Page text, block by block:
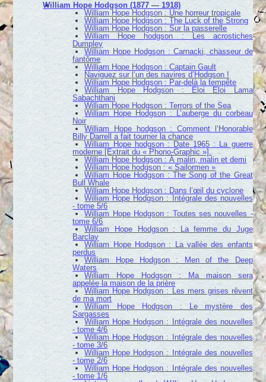
William Hope Hodgson (1877 — 1918)
William Hope Hodgson : Une horreur tropicale
William Hope Hodgson : The Luck of the Strong
William Hope Hodgson : Sur la passerelle
William Hope hodgson : Les acrostiches
Dumpley
William Hope Hodgson : Carnacki, chasseur de
fantôme
William Hope Hodgson : Captain Gault
Naviguez sur l’un des navires d’Hodgson !
William Hope Hodgson : Par-delà la tempête
William Hope Hodgson : Eloi Eloi Lama
Sabachthani
William Hope Hodgson : Terrors of the Sea
William Hope Hodgson : L’auberge du corbeau
Noir
William Hope hodgson : Comment l’Honorable
Billy Darrell a fait tourner la chance
William Hope hodgson : Date 1965 : La guerre
moderne [Extrait du « Phono-Graphic »].
William Hope Hodgson : À malin, malin et demi
William Hope hodgson : « Sailormen »
William Hope Hodgson : The Song of the Great
Bull Whale
William Hope Hodgson : Dans l’œil du cyclone
William Hope Hodgson : Intégrale des nouvelles
- tome 5/6
William Hope Hodgson : Toutes ses nouvelles -
tome 6/6
William Hope Hodgson : La femme du Juge
Barclay
William Hope Hodgson : La vallée des enfants
perdus
William Hope Hodgson : Men of the Deep
Waters
William Hope Hodgson : Ma maison sera
appelée la maison de la prière
William Hope Hodgson : Les mers grises rêvent
de ma mort
William Hope Hodgson : Le mystère des
Sargasses
William Hope Hodgson : Intégrale des nouvelles
- tome 4/6
William Hope Hodgson : Intégrale des nouvelles
- tome 3/6
William Hope Hodgson : Intégrale des nouvelles
- tome 2/6
William Hope Hodgson : Intégrale des nouvelles
- tome 1/6